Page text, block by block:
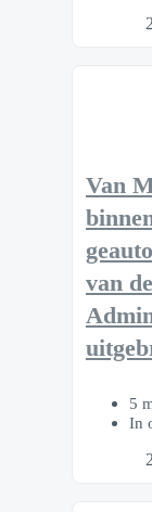
Van
van
5
In